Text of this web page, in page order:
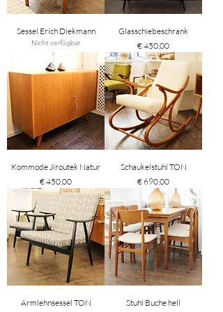
Sessel Erich Diekmann
Nicht verfügbar
Glasschiebeschrank
Preis
€ 450,00
Kommode Jiroutek Natur
Preis
€ 450,00
Schaukelstuhl TON
Preis
€ 690,00
Armlehnsessel TON
Stuhl Buche hell